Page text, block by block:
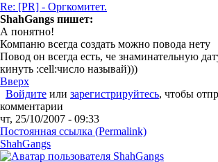
Re: [PR] - Оргкомитет.
ShahGangs пишет:
А понятно!
Компаню всегда создать можно повода нету
Повод он всегда есть, че знаминательную
кинуть :cell:число называй)))
Вверх
Войдите или зарегистрируйтесь, чтобы
комментарии
чт, 25/10/2007 - 09:33
Постоянная ссылка (Permalink)
ShahGangs